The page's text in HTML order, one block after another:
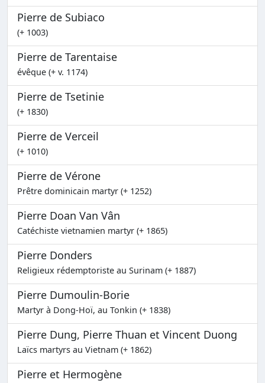
Pierre de Subiaco
(+ 1003)
Pierre de Tarentaise
évêque (+ v. 1174)
Pierre de Tsetinie
(+ 1830)
Pierre de Verceil
(+ 1010)
Pierre de Vérone
Prêtre dominicain martyr (+ 1252)
Pierre Doan Van Vân
Catéchiste vietnamien martyr (+ 1865)
Pierre Donders
Religieux rédemptoriste au Surinam (+ 1887)
Pierre Dumoulin-Borie
Martyr à Dong-Hoï, au Tonkin (+ 1838)
Pierre Dung, Pierre Thuan et Vincent Duong
Laïcs martyrs au Vietnam (+ 1862)
Pierre et Hermogène